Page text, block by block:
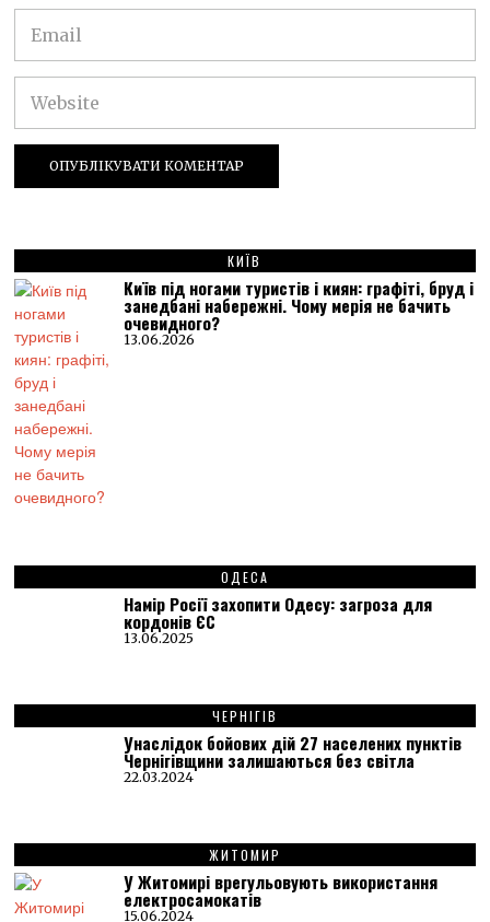
КИЇВ
Київ під ногами туристів і киян: графіті, бруд і
занедбані набережні. Чому мерія не бачить
очевидного?
13.06.2026
ОДЕСА
Намір Росії захопити Одесу: загроза для
кордонів ЄС
13.06.2025
ЧЕРНІГІВ
Унаслідок бойових дій 27 населених пунктів
Чернігівщини залишаються без світла
22.03.2024
ЖИТОМИР
У Житомирі врегульовують використання
електросамокатів
15.06.2024